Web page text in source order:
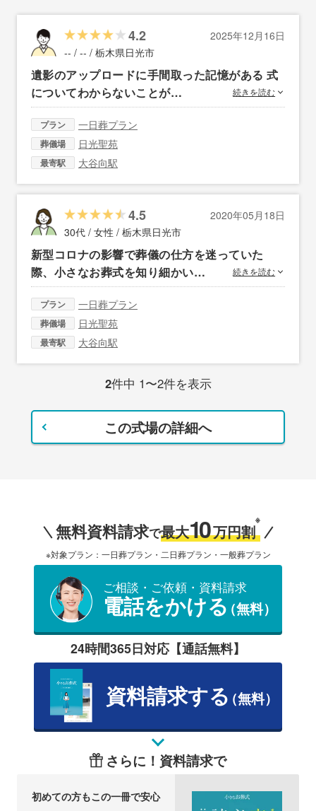
4.2
2025年12月16日
-- / -- / 栃木県日光市
遺影のアップロードに手間取った記憶がある 式
についてわからないことが…
続きを読む
プラン 一日葬プラン
葬儀場 日光聖苑
最寄駅 大谷向駅
4.5
2020年05月18日
30代 / 女性 / 栃木県日光市
新型コロナの影響で葬儀の仕方を迷っていた
際、小さなお葬式を知り細かい…
続きを読む
プラン 一日葬プラン
葬儀場 日光聖苑
最寄駅 大谷向駅
2件中 1〜2件を表示
この式場の詳細へ
無料資料請求で最大10万円割
※
※対象プラン：一日葬プラン・二日葬プラン・一般葬プラン
ご相談・ご依頼・資料請求
電話をかける（無料）
24時間365日対応【通話無料】
資料請求する（無料）
さらに！資料請求で
初めての方もこの一冊で安心